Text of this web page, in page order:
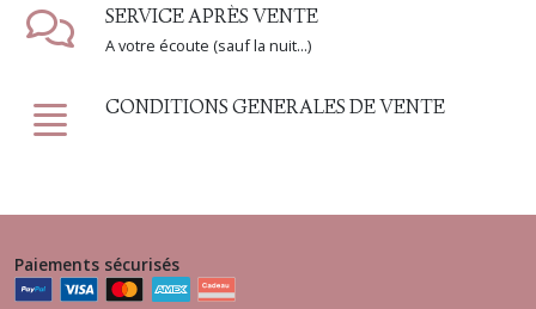
SERVICE APRÈS VENTE
A votre écoute (sauf la nuit...)
CONDITIONS GENERALES DE VENTE
Paiements sécurisés